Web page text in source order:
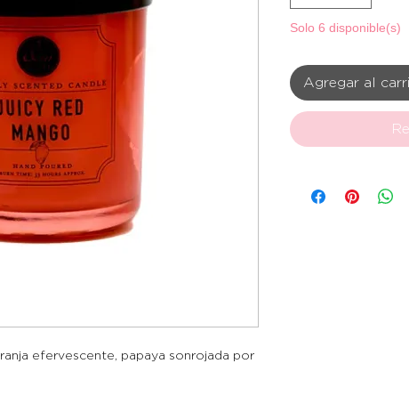
efervescente, papaya sonrojada por
Solo 6 disponible(s)
Agregar al